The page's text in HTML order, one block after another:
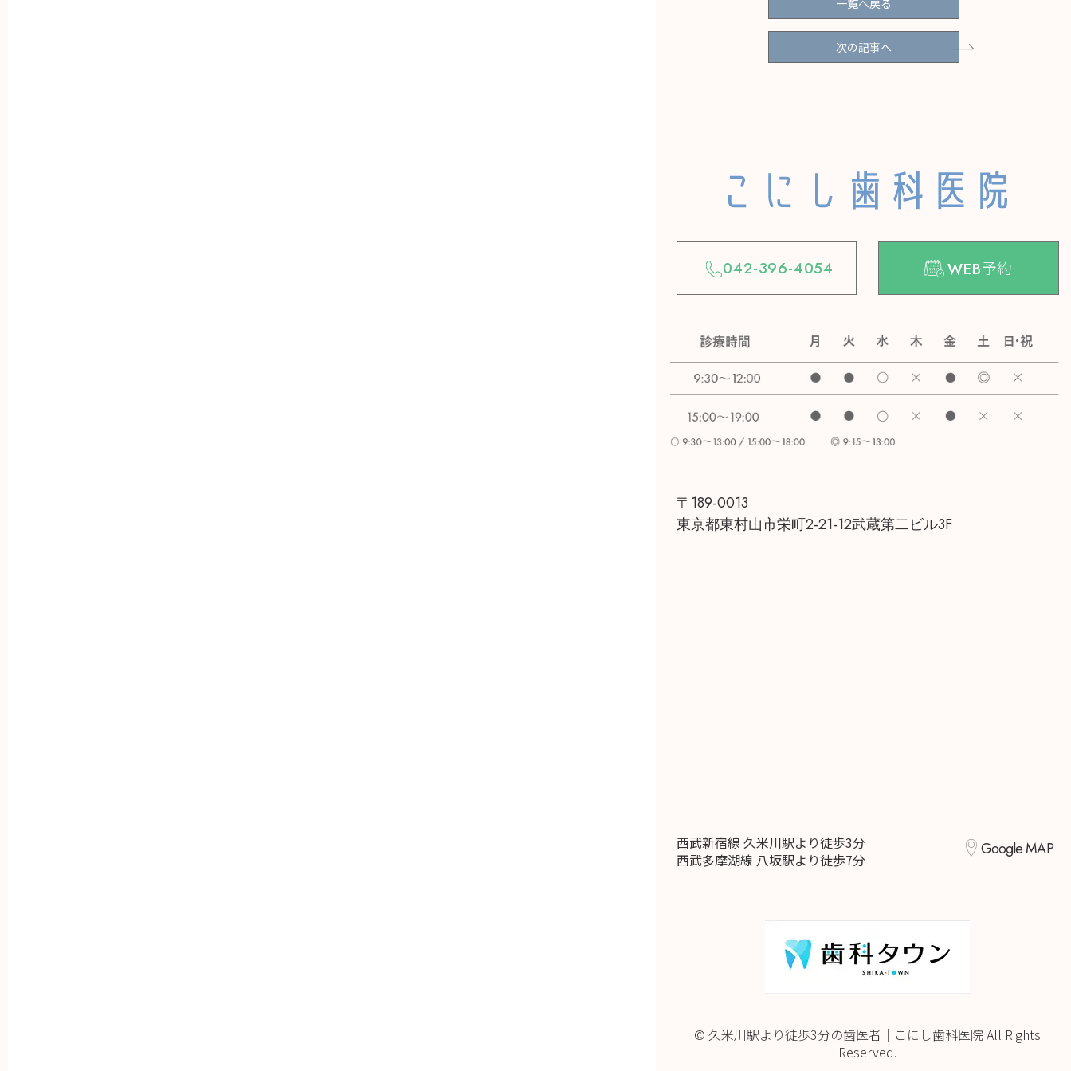
一覧へ戻る
次の記事へ
042-396-4054 WEB予約
〒189-0013
東京都東村山市栄町2-21-12武蔵第二ビル3F
西武新宿線 久米川駅より徒歩3分
西武多摩湖線 八坂駅より徒歩7分
Google MAP
© 久米川駅より徒歩3分の歯医者｜こにし歯科医院 All Rights
Reserved.